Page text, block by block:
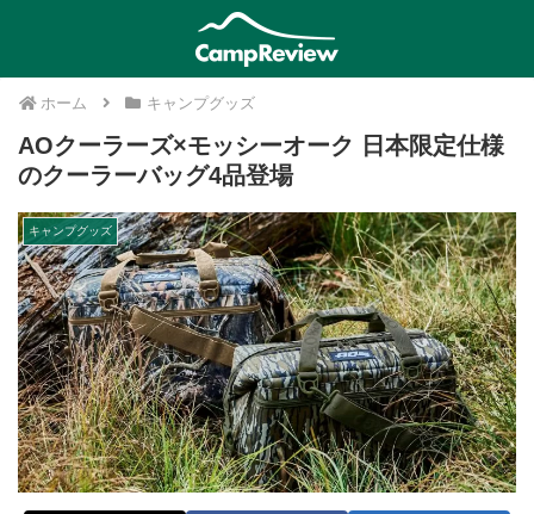
ホーム キャンプグッズ
AOクーラーズ×モッシーオーク 日本限定仕様
のクーラーバッグ4品登場
キャンプグッズ